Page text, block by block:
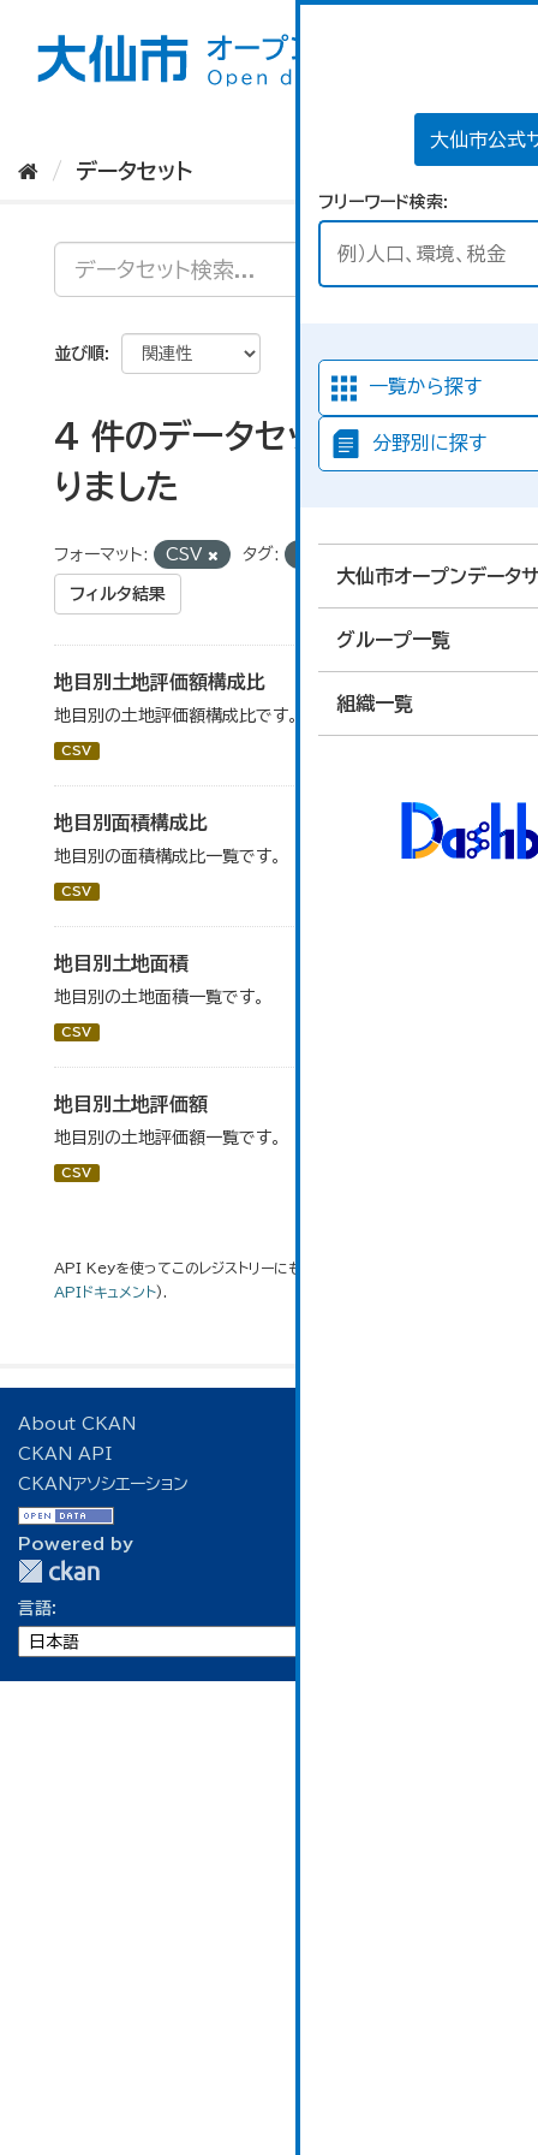
大仙市公式
フリーワード検索
一覧から探す
分野別に探す
大仙市オープンデータ
グループ一覧
組織一覧
データセット
並び順
4 件のデータセットが見つか
りました
フォーマット: CSV タグ:
フィルタ結果
地目別土地評価額構成比
地目別の土地評価額構成比です。
CSV
地目別面積構成比
地目別の面積構成比一覧です。
CSV
地目別土地面積
地目別の土地面積一覧です。
CSV
地目別土地評価額
地目別の土地評価額一覧です。
CSV
API Keyを使ってこのレジストリーにもアクセス可能です
APIドキュメント).
About CKAN
CKAN API
CKANアソシエーション
Powered by
言語